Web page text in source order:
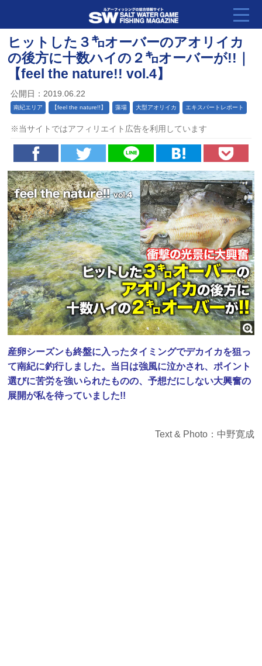
ヒットした３㌔オーバーのアオリイカ
の後方に十数ハイの２㌔オーバーが!!｜
【feel the nature!! vol.4】
公開日：2019.06.22
南紀エリア 【feel the nature!!】 藻場 大型アオリイカ エキスパートレポート
※当サイトではアフィリエイト広告を利用しています
産卵シーズンも終盤に入ったタイミングでデカイカを狙っ
て南紀に釣行しました。当日は強風に泣かされ、ポイント
選びに苦労を強いられたものの、予想だにしない大興奮の
展開が私を待っていました!!
Text & Photo：中野寛成